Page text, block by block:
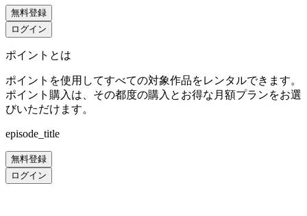
無料登録
ログイン
ポイントとは
ポイントを使用してすべての対象作品をレンタルできます。
ポイント購入は、その都度の購入とお得な月額プランをお選
びいただけます。
episode_title
無料登録
ログイン